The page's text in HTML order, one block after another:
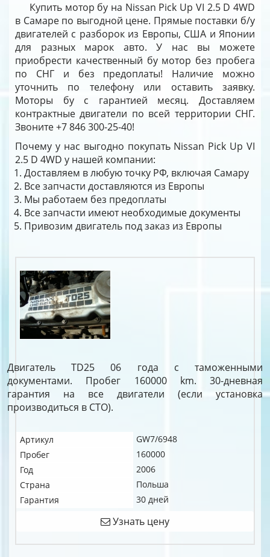
Купить мотор бу на Nissan Pick Up VI 2.5 D 4WD
в Самаре по выгодной цене. Прямые поставки б/у
двигателей с разборок из Европы, США и Японии
для разных марок авто. У нас вы можете
приобрести качественный бу мотор без пробега
по СНГ и без предоплаты! Наличие можно
уточнить по телефону или оставить заявку.
Моторы бу с гарантией месяц. Доставляем
контрактные двигатели по всей территории СНГ.
Звоните +7 846 300-25-40!
Почему у нас выгодно покупать Nissan Pick Up VI
2.5 D 4WD у нашей компании:
Доставляем в любую точку РФ, включая Самару
Все запчасти доставляются из Европы
Мы работаем без предоплаты
Все запчасти имеют необходимые документы
Привозим двигатель под заказ из Европы
Двигатель TD25 06 года с таможенными
документами. Пробег 160000 km. 30-дневная
гарантия на все двигатели (если установка
производиться в СТО).
Артикул
GW7/6948
Пробег
160000
Год
2006
Страна
Польша
Гарантия
30 дней
Узнать цену